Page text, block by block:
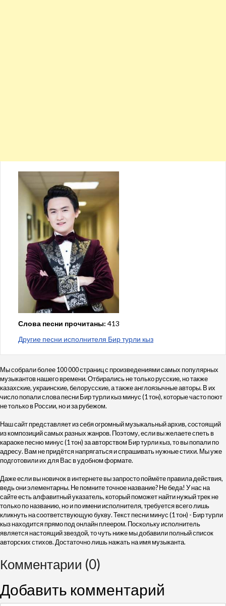
Слова песни прочитаны: 413
Другие песни исполнителя Бир турли кыз
Мы собрали более 100 000 страниц с произведениями самых популярных
музыкантов нашего времени. Отбирались не только русские, но также
казахские, украинские, белорусские, а также англоязычные авторы. В их
число попали слова песни Бир турли кыз минус (1 тон), которые часто поют
не только в России, но и за рубежом.
Наш сайт представляет из себя огромный музыкальный архив, состоящий
из композиций самых разных жанров. Поэтому, если вы желаете спеть в
караоке песню минус (1 тон) за авторством Бир турли кыз, то вы попали по
адресу. Вам не придётся напрягаться и спрашивать нужные стихи. Мы уже
подготовили их для Вас в удобном формате.
Даже если вы новичок в интернете вы запросто поймёте правила действия,
ведь они элементарны. Не помните точное название? Не беда! У нас на
сайте есть алфавитный указатель, который поможет найти нужый трек не
только по названию, но и по имени исполнителя, требуется всего лишь
кликнуть на соответствующую букву. Текст песни минус (1 тон) - Бир турли
кыз находится прямо под онлайн плеером. Поскольку исполнитель
является настоящий звездой, то чуть ниже мы добавили полный список
авторских стихов. Достаточно лишь нажать на имя музыканта.
Комментарии (0)
Добавить комментарий